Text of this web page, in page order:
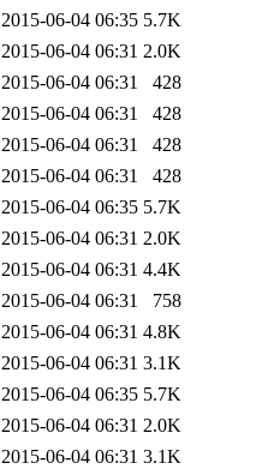
2015-06-04 06:35 5.7K
2015-06-04 06:31 2.0K
2015-06-04 06:31
428
2015-06-04 06:31
428
2015-06-04 06:31
428
2015-06-04 06:31
428
2015-06-04 06:35 5.7K
2015-06-04 06:31 2.0K
2015-06-04 06:31 4.4K
2015-06-04 06:31
758
2015-06-04 06:31 4.8K
2015-06-04 06:31 3.1K
2015-06-04 06:35 5.7K
2015-06-04 06:31 2.0K
2015-06-04 06:31 3.1K